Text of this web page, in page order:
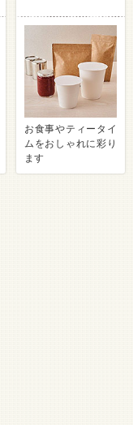
お食事やティータイ
ムをおしゃれに彩り
ます